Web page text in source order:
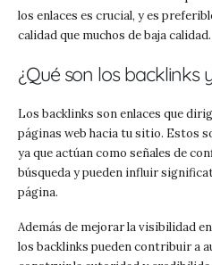
los enlaces es crucial, y es
calidad que muchos de baja calidad.
¿Qué son los backlinks
Los backlinks son enlaces que
páginas web hacia tu sitio. Estos
ya que actúan como señales de
búsqueda y pueden influir
página.
Además de mejorar la visibilidad
los backlinks pueden contribuir a